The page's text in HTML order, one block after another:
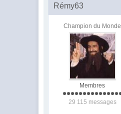
Rémy63
Champion du Monde
Membres
29 115 messages